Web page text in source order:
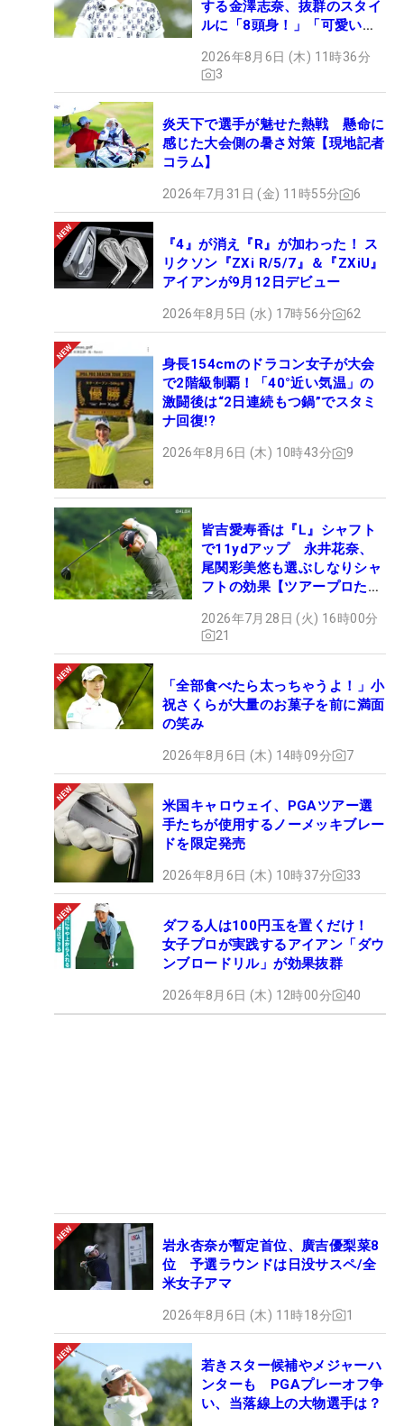
する金澤志奈、抜群のスタイ
ルに「8頭身！」「可愛いに
2026年8月6日 (木) 11時36分
3
炎天下で選手が魅せた熱戦 懸命に
感じた大会側の暑さ対策【現地記者
コラム】
2026年7月31日 (金) 11時55分 6
『4』が消え『R』が加わった！ ス
リクソン『ZXi R/5/7』＆『ZXiU』
アイアンが9月12日デビュー
2026年8月5日 (水) 17時56分 62
身長154cmのドラコン女子が大会
で2階級制覇！「40°近い気温」の
激闘後は“2日連続もつ鍋”でスタミ
ナ回復!?
2026年8月6日 (木) 10時43分 9
皆吉愛寿香は『L』シャフト
で11ydアップ 永井花奈、
尾関彩美悠も選ぶしなりシャ
フトの効果【ツアープロたち
2026年7月28日 (火) 16時00分
21
「全部食べたら太っちゃうよ！」小
祝さくらが大量のお菓子を前に満面
の笑み
2026年8月6日 (木) 14時09分 7
米国キャロウェイ、PGAツアー選
手たちが使用するノーメッキブレー
ドを限定発売
2026年8月6日 (木) 10時37分 33
ダフる人は100円玉を置くだけ！
女子プロが実践するアイアン「ダウ
ンブロードリル」が効果抜群
2026年8月6日 (木) 12時00分 40
岩永杏奈が暫定首位、廣吉優梨菜8
位 予選ラウンドは日没サスペ/全
米女子アマ
2026年8月6日 (木) 11時18分 1
若きスター候補やメジャーハ
ンターも PGAプレーオフ争
い、当落線上の大物選手は？